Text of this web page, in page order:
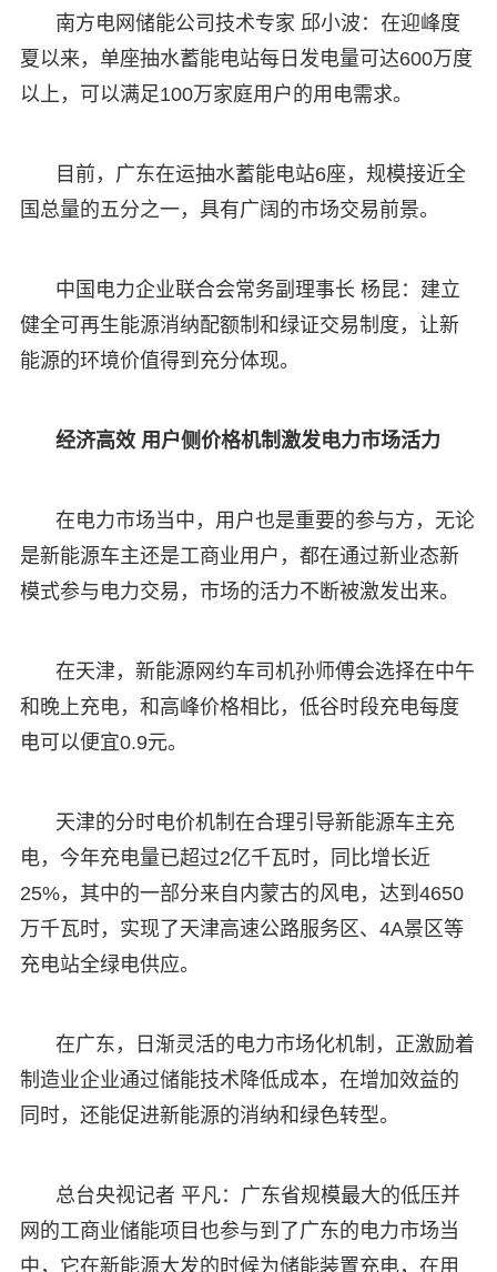
南方电网储能公司技术专家 邱小波：在迎峰度
夏以来，单座抽水蓄能电站每日发电量可达600万度
以上，可以满足100万家庭用户的用电需求。
目前，广东在运抽水蓄能电站6座，规模接近全
国总量的五分之一，具有广阔的市场交易前景。
中国电力企业联合会常务副理事长 杨昆：建立
健全可再生能源消纳配额制和绿证交易制度，让新
能源的环境价值得到充分体现。
经济高效 用户侧价格机制激发电力市场活力
在电力市场当中，用户也是重要的参与方，无论
是新能源车主还是工商业用户，都在通过新业态新
模式参与电力交易，市场的活力不断被激发出来。
在天津，新能源网约车司机孙师傅会选择在中午
和晚上充电，和高峰价格相比，低谷时段充电每度
电可以便宜0.9元。
天津的分时电价机制在合理引导新能源车主充
电，今年充电量已超过2亿千瓦时，同比增长近
25%，其中的一部分来自内蒙古的风电，达到4650
万千瓦时，实现了天津高速公路服务区、4A景区等
充电站全绿电供应。
在广东，日渐灵活的电力市场化机制，正激励着
制造业企业通过储能技术降低成本，在增加效益的
同时，还能促进新能源的消纳和绿色转型。
总台央视记者 平凡：广东省规模最大的低压并
网的工商业储能项目也参与到了广东的电力市场当
中，它在新能源大发的时候为储能装置充电，在用